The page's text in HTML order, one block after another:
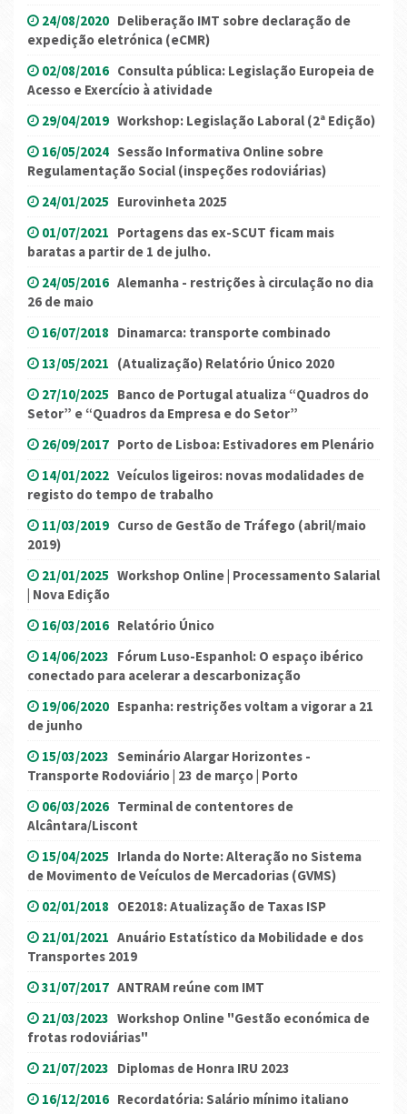
24/08/2020 Deliberação IMT sobre declaração de
expedição eletrónica (eCMR)
02/08/2016 Consulta pública: Legislação Europeia de
Acesso e Exercício à atividade
29/04/2019 Workshop: Legislação Laboral (2ª Edição)
16/05/2024 Sessão Informativa Online sobre
Regulamentação Social (inspeções rodoviárias)
24/01/2025 Eurovinheta 2025
01/07/2021 Portagens das ex-SCUT ficam mais
baratas a partir de 1 de julho.
24/05/2016 Alemanha - restrições à circulação no dia
26 de maio
16/07/2018 Dinamarca: transporte combinado
13/05/2021 (Atualização) Relatório Único 2020
27/10/2025 Banco de Portugal atualiza “Quadros do
Setor” e “Quadros da Empresa e do Setor”
26/09/2017 Porto de Lisboa: Estivadores em Plenário
14/01/2022 Veículos ligeiros: novas modalidades de
registo do tempo de trabalho
11/03/2019 Curso de Gestão de Tráfego (abril/maio
2019)
21/01/2025 Workshop Online | Processamento Salarial
| Nova Edição
16/03/2016 Relatório Único
14/06/2023 Fórum Luso-Espanhol: O espaço ibérico
conectado para acelerar a descarbonização
19/06/2020 Espanha: restrições voltam a vigorar a 21
de junho
15/03/2023 Seminário Alargar Horizontes -
Transporte Rodoviário | 23 de março | Porto
06/03/2026 Terminal de contentores de
Alcântara/Liscont
15/04/2025 Irlanda do Norte: Alteração no Sistema
de Movimento de Veículos de Mercadorias (GVMS)
02/01/2018 OE2018: Atualização de Taxas ISP
21/01/2021 Anuário Estatístico da Mobilidade e dos
Transportes 2019
31/07/2017 ANTRAM reúne com IMT
21/03/2023 Workshop Online "Gestão económica de
frotas rodoviárias"
21/07/2023 Diplomas de Honra IRU 2023
16/12/2016 Recordatória: Salário mínimo italiano